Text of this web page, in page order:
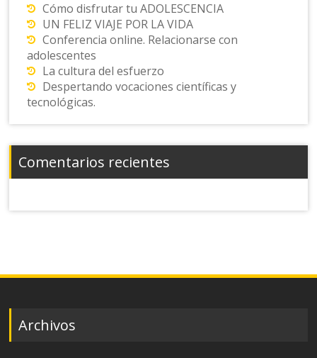
Cómo disfrutar tu ADOLESCENCIA
UN FELIZ VIAJE POR LA VIDA
Conferencia online. Relacionarse con
adolescentes
La cultura del esfuerzo
Despertando vocaciones científicas y
tecnológicas.
Comentarios recientes
Archivos